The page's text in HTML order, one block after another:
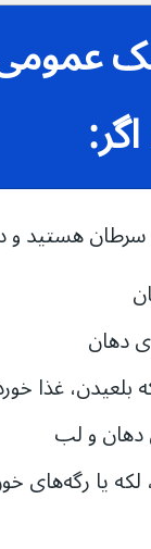
هستید و
بلعیدن، غذا
و لب
اسهال،